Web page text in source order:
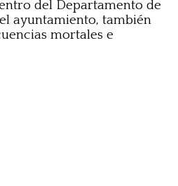
del Departamento de
ayuntamiento, también
mortales e